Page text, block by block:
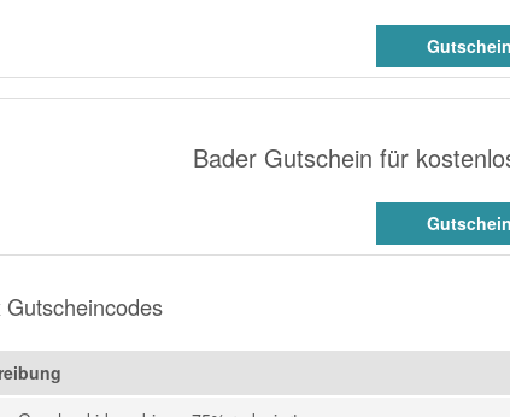
Bader Gutschein für